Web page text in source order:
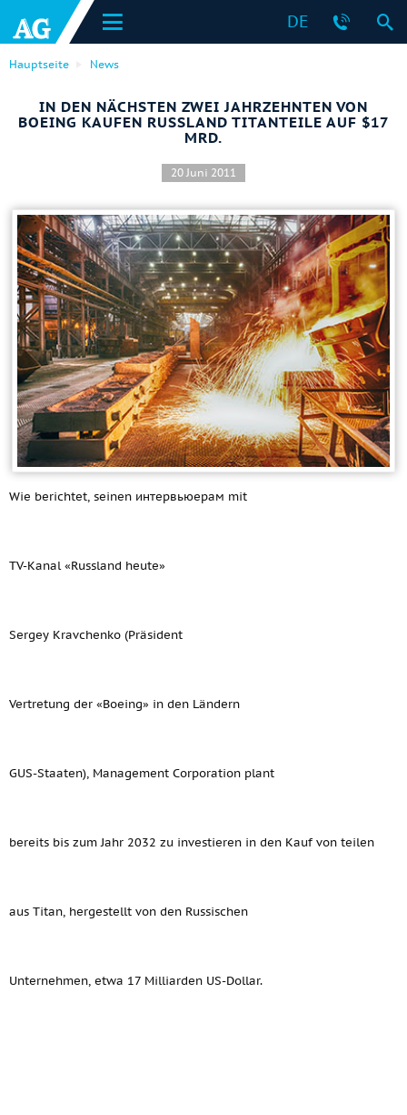
DE
Hauptseite News
IN DEN NÄCHSTEN ZWEI JAHRZEHNTEN VON
BOEING KAUFEN RUSSLAND TITANTEILE AUF $17
MRD.
20 Juni 2011
Wie berichtet, seinen интервьюерам mit
TV-Kanal «Russland heute»
Sergey Kravchenko (Präsident
Vertretung der «Boeing» in den Ländern
GUS-Staaten), Management Corporation plant
bereits bis zum Jahr 2032 zu investieren in den Kauf von teilen
aus Titan, hergestellt von den Russischen
Unternehmen, etwa 17 Milliarden US-Dollar.